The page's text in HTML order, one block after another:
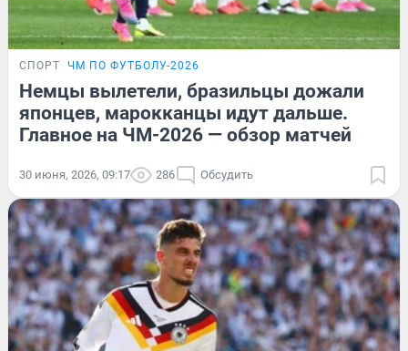
СПОРТ ЧМ ПО ФУТБОЛУ-2026
Немцы вылетели, бразильцы дожали
японцев, марокканцы идут дальше.
Главное на ЧМ-2026 — обзор матчей
30 июня, 2026, 09:17 286 Обсудить